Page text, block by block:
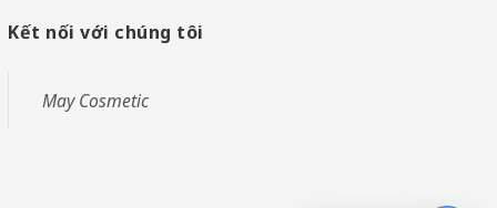
Kết nối với chúng tôi
May Cosmetic